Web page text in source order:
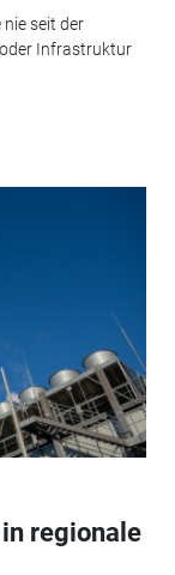
seit der
Infrastruktur
regionale